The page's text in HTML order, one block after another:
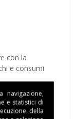
con la
e consumi
brevettato
e statistici di
della